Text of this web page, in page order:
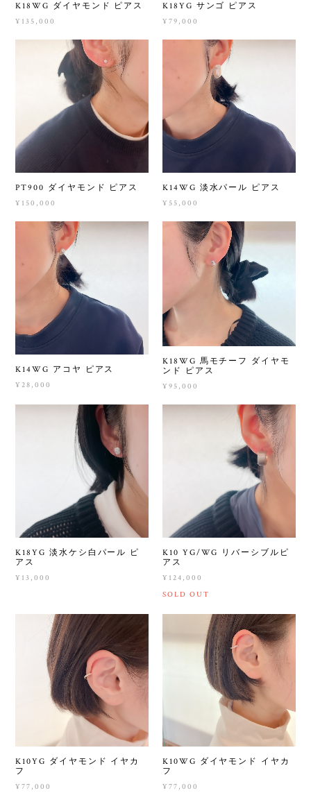
K18WG ダイヤモンド ピアス
¥135,000
K18YG サンゴ ピアス
¥79,000
PT900 ダイヤモンド ピアス
¥150,000
K14WG 淡水パール ピアス
¥55,000
K14WG アコヤ ピアス
¥28,000
K18WG 馬モチーフ ダイヤモ
ンド ピアス
¥95,000
K18YG 淡水ケシ白パール ピ
アス
¥13,000
K10 YG/WG リバーシブルピ
アス
¥124,000
SOLD OUT
K10YG ダイヤモンド イヤカ
フ
¥77,000
K10WG ダイヤモンド イヤカ
フ
¥77,000